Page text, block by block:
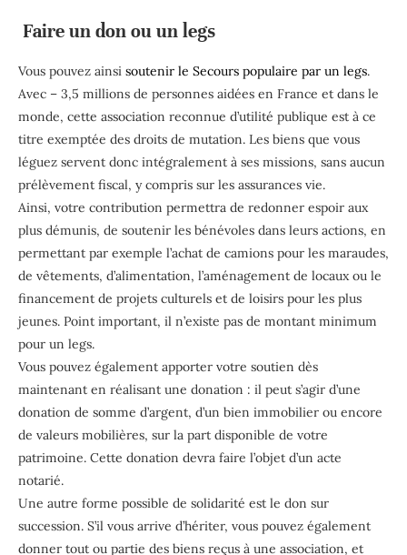
Faire un don ou un legs
Vous pouvez ainsi soutenir le Secours populaire par un legs.
Avec – 3,5 millions de personnes aidées en France et dans le
monde, cette association reconnue d’utilité publique est à ce
titre exemptée des droits de mutation. Les biens que vous
léguez servent donc intégralement à ses missions, sans aucun
prélèvement fiscal, y compris sur les assurances vie.
Ainsi, votre contribution permettra de redonner espoir aux
plus démunis, de soutenir les bénévoles dans leurs actions, en
permettant par exemple l’achat de camions pour les maraudes,
de vêtements, d’alimentation, l’aménagement de locaux ou le
financement de projets culturels et de loisirs pour les plus
jeunes. Point important, il n’existe pas de montant minimum
pour un legs.
Vous pouvez également apporter votre soutien dès
maintenant en réalisant une donation : il peut s’agir d’une
donation de somme d’argent, d’un bien immobilier ou encore
de valeurs mobilières, sur la part disponible de votre
patrimoine. Cette donation devra faire l’objet d’un acte
notarié.
Une autre forme possible de solidarité est le don sur
succession. S’il vous arrive d’hériter, vous pouvez également
donner tout ou partie des biens reçus à une association, et